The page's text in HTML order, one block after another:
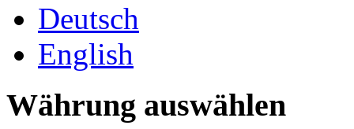
Deutsch
English
Währung auswählen